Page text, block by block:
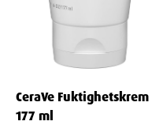
CeraVe Fuktighetskrem
177 ml